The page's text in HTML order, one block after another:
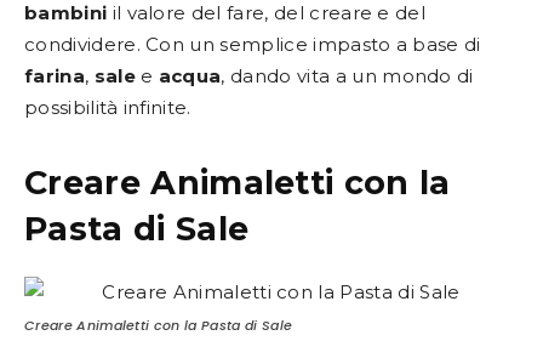
bambini il valore del fare, del creare e del
condividere. Con un semplice impasto a base di
farina, salee acqua, dando vita a un mondo di
possibilità infinite.
Creare Animaletti con la
Pasta di Sale
Creare Animaletti con la Pasta di Sale